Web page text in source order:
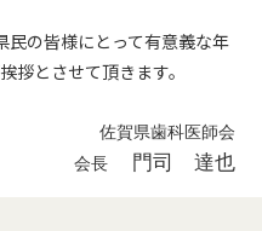
民の皆様にとって有意義な年
拶とさせて頂きます。
佐賀県歯科医師会
会長
門司 達也